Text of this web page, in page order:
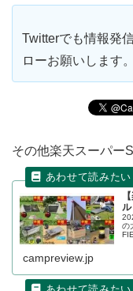
Twitterでも情報発
ローお願いします。
その他楽天スーパー
の
campreview.jp